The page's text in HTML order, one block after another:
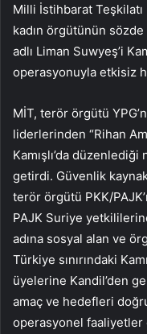
Milli İstihbarat
kadın örgütünün
adlı Liman Suwyeş’i
operasyonuyla etkisiz
MİT, terör örgütü
liderlerinden “Rihan
Kamışlı’da
getirdi. Güvenlik
terör örgütü PKK/
PAJK Suriye
adına sosyal alan ve
Türkiye sınırındaki
üyelerine Kandil’den
amaç ve hedefleri
operasyonel faaliyetler